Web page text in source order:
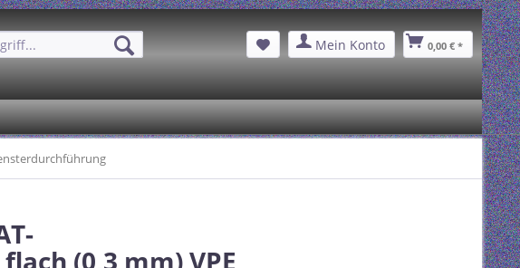
Mein Konto 0,00 € *
(0,3 mm) VPE